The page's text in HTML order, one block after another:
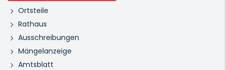
Ortsteile
Rathaus
Ausschreibungen
Mängelanzeige
Amtsblatt